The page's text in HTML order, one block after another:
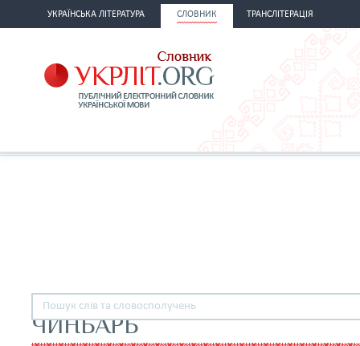
УКРАЇНСЬКА ЛІТЕРАТУРА СЛОВНИК ТРАНСЛІТЕРАЦІЯ
ЧИНБАРЬ